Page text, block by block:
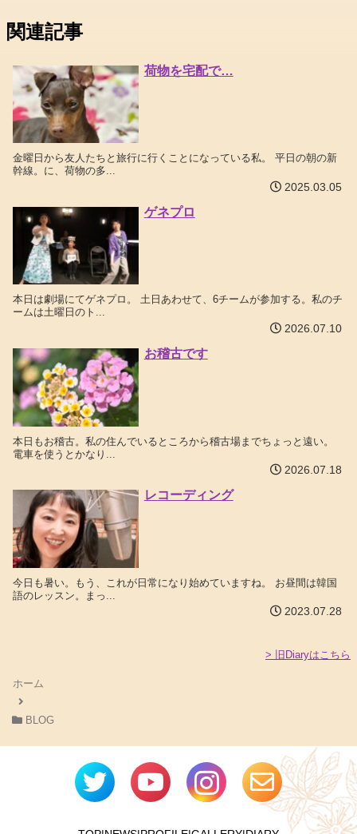
関連記事
荷物を宅配で…
金曜日から友人たちと旅行に行くことになっている私。 平日の朝の新
幹線。に、荷物の多...
2025.03.05
ゲネプロ
本日は劇場にてゲネプロ。 土日あわせて、6チームが参加する。私のチ
ームは土曜日のト...
2026.07.10
お稽古です
本日もお稽古。私の住んでいるところから稽古場までちょっと遠い。
電車を使うとかなり...
2026.07.18
レコーディング
今日も暑い。もう、これが日常になり始めていますね。 お昼間は韓国
語のレッスン。まっ...
2023.07.28
> 旧Diaryはこちら
ホーム
BLOG